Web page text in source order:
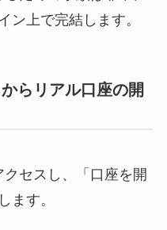
ン上で完結します。
らリアル口座の開
クセスし、「口座を開
ます。